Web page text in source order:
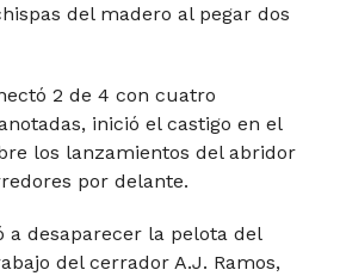
del madero al pegar dos
2 de 4 con cuatro
inició el castigo en el
los lanzamientos del abridor
por delante.
a desaparecer la pelota del
del cerrador A.J. Ramos,